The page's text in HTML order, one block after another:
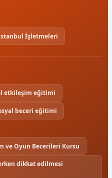
İşletmeleri
etkileşim eğitimi
beceri eğitimi
ve Oyun Becerileri Kursu
dikkat edilmesi